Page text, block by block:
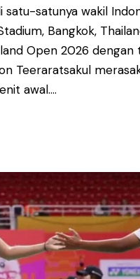
satunya wakil
Bangkok,
Open 2026 dengan
Teeraratsakul
awal.…